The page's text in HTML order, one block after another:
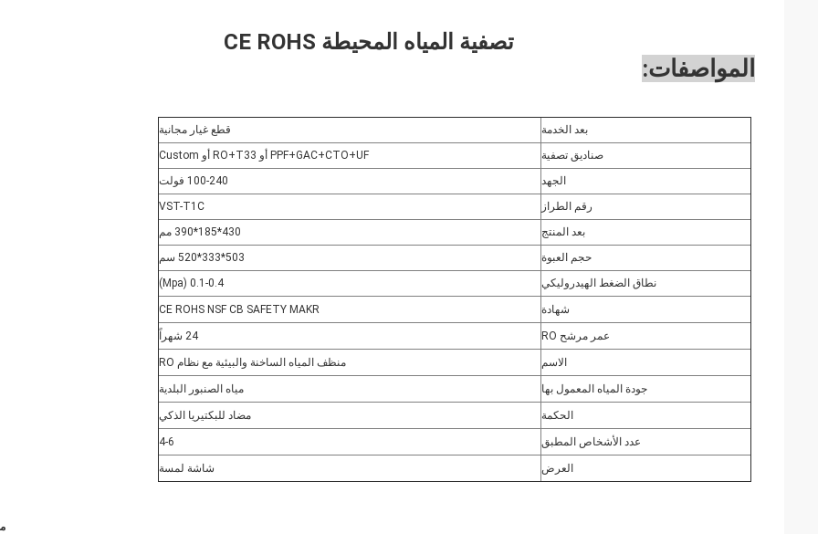
تصفية المياه المحيطة CE ROHS
المواصفات:
بعد الخدمة
قطع غيار مجانية
صناديق تصفية
PPF+GAC+CTO+UF أو RO+T33 أو Custom
الجهد
100-240 فولت
رقم الطراز
VST-T1C
بعد المنتج
430*185*390 مم
حجم العبوة
503*333*520 سم
نطاق الضغط الهيدروليكي
0.1-0.4 (Mpa)
شهادة CE ROHS NSF CB SAFETY MAKR
عمر مرشح RO 24 شهراً
الاسم منظف المياه الساخنة والبيئية مع نظام RO
جودة المياه المعمول بها مياه الصنبور البلدية
الحكمة مضاد للبكتيريا الذكي
عدد الأشخاص المطبق 4-6
العرض شاشة لمسة